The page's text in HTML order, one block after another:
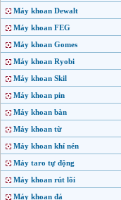
Máy khoan Dewalt
Máy khoan FEG
Máy khoan Gomes
Máy khoan Ryobi
Máy khoan Skil
Máy khoan pin
Máy khoan bàn
Máy khoan từ
Máy khoan khí nén
Máy taro tự động
Máy khoan rút lõi
Máy khoan đá